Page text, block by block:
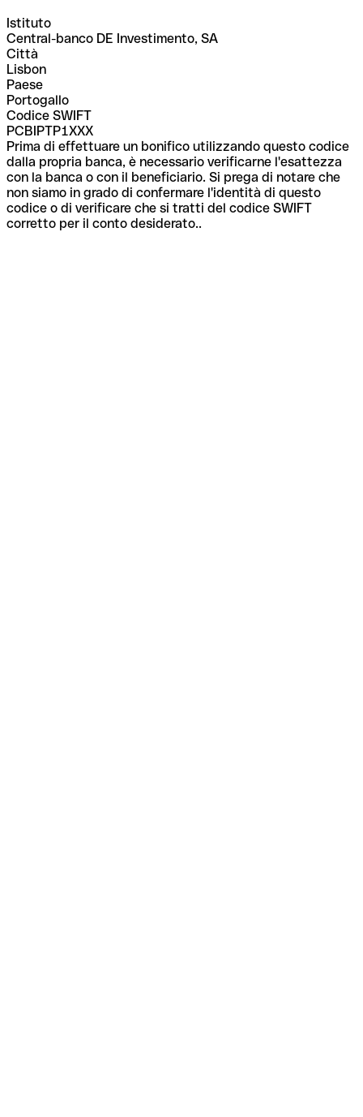
Istituto
Central-banco DE Investimento, SA
Città
Lisbon
Paese
Portogallo
Codice SWIFT
PCBIPTP1XXX
Prima di effettuare un bonifico utilizzando questo codice
dalla propria banca, è necessario verificarne l'esattezza
con la banca o con il beneficiario. Si prega di notare che
non siamo in grado di confermare l'identità di questo
codice o di verificare che si tratti del codice SWIFT
corretto per il conto desiderato..